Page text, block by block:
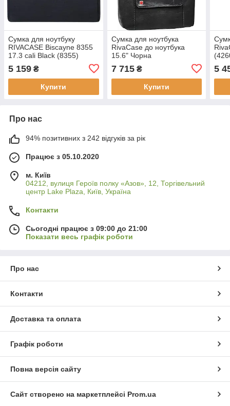
Сумка для ноутбуку
RIVACASE Biscayne 8355
17.3 cali Black (8355)
5 159 ₴
Купити
Сумка для ноутбука
RivaCase до ноутбука
15.6" Чорна
7 715₴
Купити
5
Про нас
94% позитивних з 242 відгуків за рік
Працює з 05.10.2020
м. Київ
04212, вулиця Героїв полку «Азов», 12, Торгівельний
центр Lake Plaza, Київ, Україна
Контакти
Сьогодні працює з 09:00 до 21:00
Показати весь графік роботи
Про нас
Контакти
Доставка та оплата
Графік роботи
Повна версія сайту
Сайт створено на маркетплейсі Prom.ua